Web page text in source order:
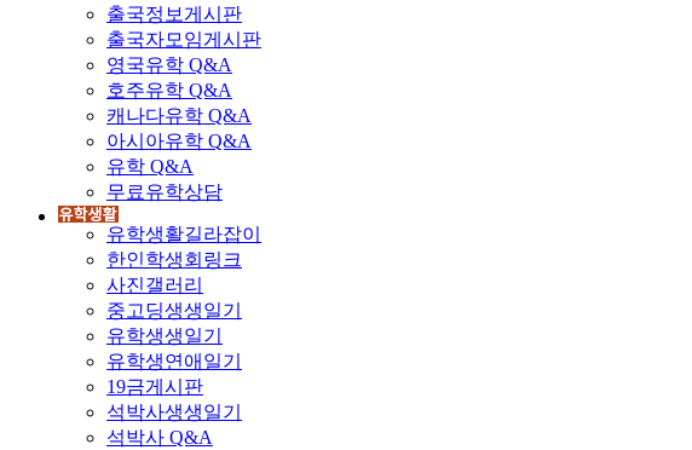
출국정보게시판
출국자모임게시판
영국유학 Q&A
호주유학 Q&A
캐나다유학 Q&A
아시아유학 Q&A
유학 Q&A
무료유학상담
유학생활길라잡이
한인학생회링크
사진갤러리
중고딩생생일기
유학생생일기
유학생연애일기
19금게시판
석박사생생일기
석박사 Q&A